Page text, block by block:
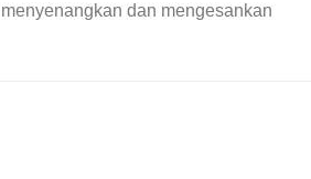
dan mengesankan